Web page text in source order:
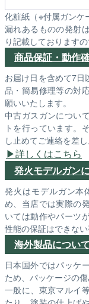
化粧紙（※付属ガンケ
漏れあるものの発射
り記載しております
商品保証・動作
お届け日を含めて7日
品・簡易修理等の対
願いいたします。
中古ガスガンについ
トを行っています。
し止めてご連絡を差し
詳しくはこちら
発火モデルガン
発火はモデルガン本
め、当店では実際の
いては動作やパーツ
性能の保証はできな
海外製品について
日本国外ではパッケ
ため、パッケージの
一般に、東京マルイ